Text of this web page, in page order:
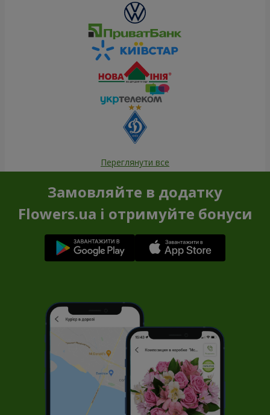
Переглянути все
Замовляйте в додатку
Flowers.ua і отримуйте бонуси